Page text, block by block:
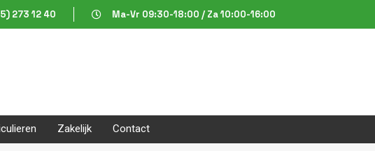
273 12 40 Ma-Vr 09:30-18:00 / Za 10:00-16:00
Zakelijk Contact